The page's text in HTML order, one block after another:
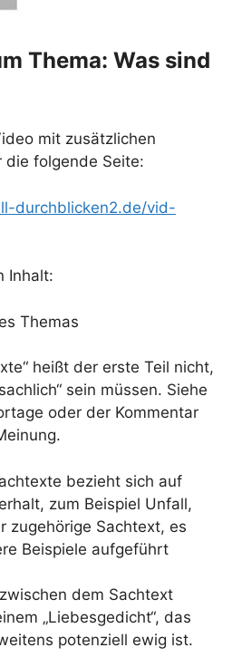
Thema: Was sind
mit zusätzlichen
die folgende Seite:
durchblicken2.de/vid-
Inhalt:
Themas
heißt der erste Teil nicht,
sein müssen. Siehe
oder der Kommentar
bezieht sich auf
zum Beispiel Unfall,
zugehörige Sachtext, es
Beispiele aufgeführt
dem Sachtext
„Liebesgedicht“, das
potenziell ewig ist.